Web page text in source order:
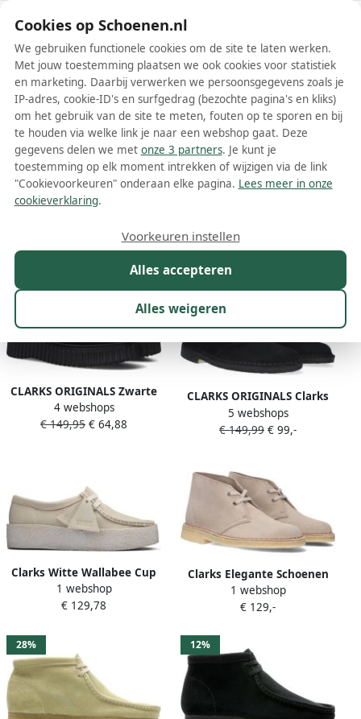
Schoenen.nl
Wis filters Alle filters
Clarks dames enkellaarsjes
Meer lezen
56%
CLARKS ORIGINALS Zwarte
Clarks Veterschoenen
Torhill Moss Dames
4 webshops
€ 149,95 € 64,88
CLARKS ORIGINALS Clarks
Veterboots Dames Desert
Boot Dames Maat: 40
5 webshops
€ 149,99 € 99,-
Clarks Witte Wallabee Cup
Moccasin Lifestyle Schoen
White Dames
1 webshop
€ 129,78
Clarks Elegante Schoenen
Woestijnlaars Beige
Fashionwear Vrouwen
1 webshop
€ 129,-
28% 12%
Cookies op Schoenen.nl
We gebruiken functionele cookies om de site te laten werken.
Met jouw toestemming plaatsen we ook cookies voor statistiek
en marketing. Daarbij verwerken we persoonsgegevens zoals je
IP-adres, cookie-ID's en surfgedrag (bezochte pagina's en kliks)
om het gebruik van de site te meten, fouten op te sporen en bij
te houden via welke link je naar een webshop gaat. Deze
gegevens delen we met onze 3 partners. Je kunt je
toestemming op elk moment intrekken of wijzigen via de link
"Cookievoorkeuren" onderaan elke pagina. Lees meer in onze
cookieverklaring.
Alles accepteren
Alles weigeren
Voorkeuren instellen